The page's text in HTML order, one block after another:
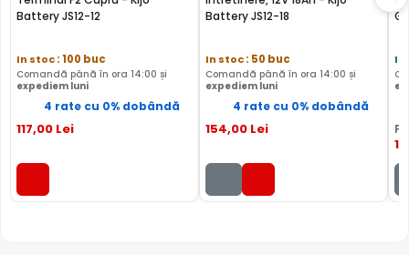
Battery JS12-12
In stoc: 100 buc
Comandă până în ora 14:00 și
expediem luni
4 rate cu 0% dobândă
117,00 Lei
Battery JS12-18
In stoc: 50 buc
Comandă până în ora 14:00 și
expediem luni
4 rate cu 0% dobândă
154,00 Lei
In